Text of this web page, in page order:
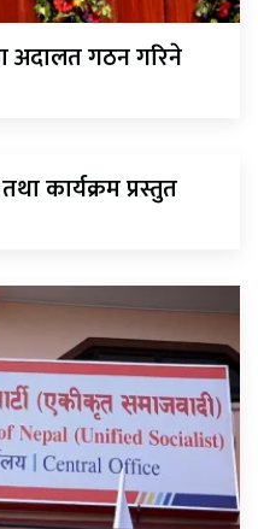
अदालत गठन गरिने
कार्यक्रम प्रस्तुत